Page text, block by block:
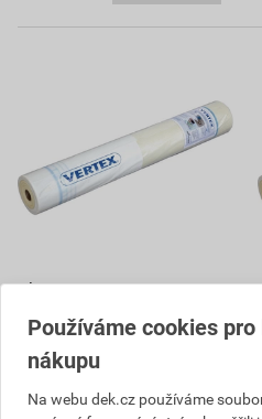
Tkanina výztužná Vertex
,02
cena za m² s DPH
3 068,62 Kč
Používáme cookies
nákupu
Na webu dek.cz používáme